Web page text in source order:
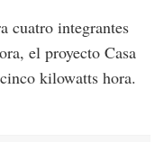
cuatro integrantes
el proyecto Casa
kilowatts hora.